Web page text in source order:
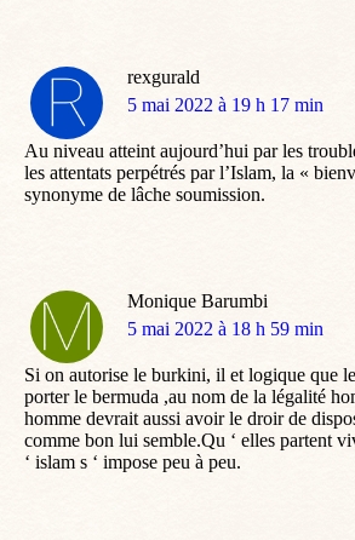
rexgurald
dit
5 mai 2022 à 19 h 17 min
Au niveau atteint aujourd’hui par les
les attentats perpétrés par l’Islam, la «
synonyme de lâche soumission.
Monique Barumbi
dit
5 mai 2022 à 18 h 59 min
Si on autorise le burkini, il et logique que
porter le bermuda ,au nom de la légalité
homme devrait aussi avoir le droir de
comme bon lui semble.Qu ‘ elles partent
‘ islam s ‘ impose peu à peu.